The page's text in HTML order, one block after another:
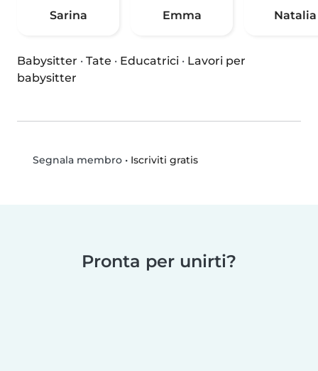
Sarina Emma Natalia
Babysitter · Tate · Educatrici · Lavori per
babysitter
Segnala membro• Iscriviti gratis
Pronta per unirti?